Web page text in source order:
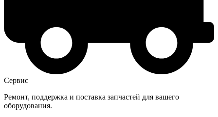
Сервис
Ремонт, поддержка и поставка запчастей для вашего
оборудования.